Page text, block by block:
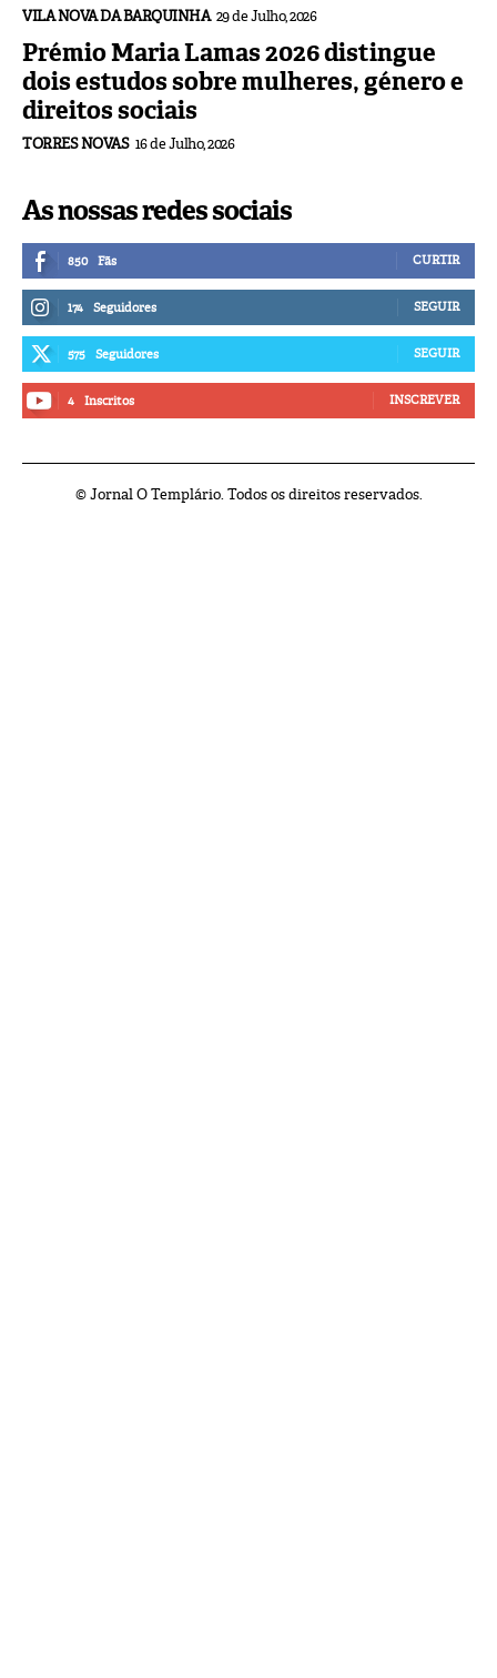
VILA NOVA DA BARQUINHA 29 de Julho, 2026
Prémio Maria Lamas 2026 distingue
dois estudos sobre mulheres, género e
direitos sociais
TORRES NOVAS 16 de Julho, 2026
As nossas redes sociais
850 Fãs CURTIR
174 Seguidores SEGUIR
575 Seguidores SEGUIR
4 Inscritos INSCREVER
© Jornal O Templário. Todos os direitos reservados.